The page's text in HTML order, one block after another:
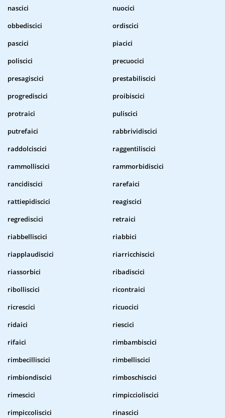
nascici
nuocici
obbediscici
ordiscici
pascici
piacici
poliscici
precuocici
presagiscici
prestabiliscici
progrediscici
proibiscici
protraici
puliscici
putrefaici
rabbrividiscici
raddolciscici
raggentiliscici
rammolliscici
rammorbidiscici
rancidiscici
rarefaici
rattiepidiscici
reagiscici
regrediscici
retraici
riabbelliscici
riabbici
riapplaudiscici
riarricchiscici
riassorbici
ribadiscici
ribolliscici
ricontraici
ricrescici
ricuocici
ridaici
riescici
rifaici
rimbambiscici
rimbecilliscici
rimbelliscici
rimbiondiscici
rimboschiscici
rimescici
rimpiccioliscici
rimpiccoliscici
rinascici